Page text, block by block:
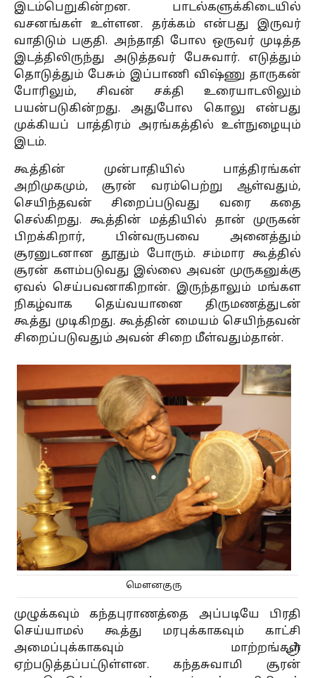
இடம்பெறுகின்றன. பாடல்களுக்கிடையில்
வசனங்கள் உள்ளன. தர்க்கம் என்பது இருவர்
வாதிடும் பகுதி. அந்தாதி போல ஒருவர் முடித்த
இடத்திலிருந்து அடுத்தவர் பேசுவார். எடுத்தும்
தொடுத்தும் பேசும் இப்பாணி விஷ்ணு தாருகன்
போரிலும், சிவன் சக்தி உரையாடலிலும்
பயன்படுகின்றது. அதுபோல கொலு என்பது
முக்கியப் பாத்திரம் அரங்கத்தில் உள்நுழையும்
இடம்.
கூத்தின் முன்பாதியில் பாத்திரங்கள்
அறிமுகமும், சூரன் வரம்பெற்று ஆள்வதும்,
செயிந்தவன் சிறைப்படுவது வரை கதை
செல்கிறது. கூத்தின் மத்தியில் தான் முருகன்
பிறக்கிறார், பின்வருபவை அனைத்தும்
சூரனுடனான தூதும் போரும். சம்மார கூத்தில்
சூரன் களம்படுவது இல்லை அவன் முருகனுக்கு
ஏவல் செய்பவனாகிறான். இருந்தாலும் மங்கள
நிகழ்வாக தெய்வயானை திருமணத்துடன்
கூத்து முடிகிறது. கூத்தின் மையம் செயிந்தவன்
சிறைப்படுவதும் அவன் சிறை மீள்வதும்தான்.
மௌனகுரு
முழுக்கவும் கந்தபுராணத்தை அப்படியே பிரதி
செய்யாமல் கூத்து மரபுக்காகவும் காட்சி
அமைப்புக்காகவும் மாற்றங்கள்
ஏற்படுத்தப்பட்டுள்ளன. கந்தசுவாமி சூரன்
🌙